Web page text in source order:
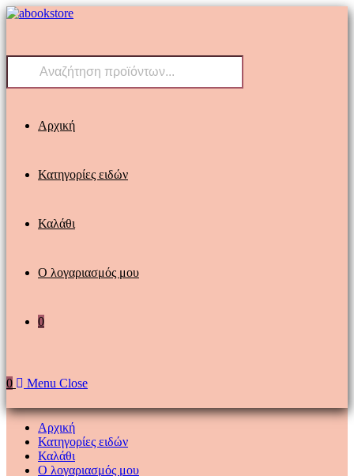
Skip
Products
Αρχική
Κατηγορίες ειδών
Καλάθι
Ο λογαριασμός μου
0
0 Menu Close
Αρχική
Κατηγορίες ειδών
Καλάθι
Ο λογαριασμός μου